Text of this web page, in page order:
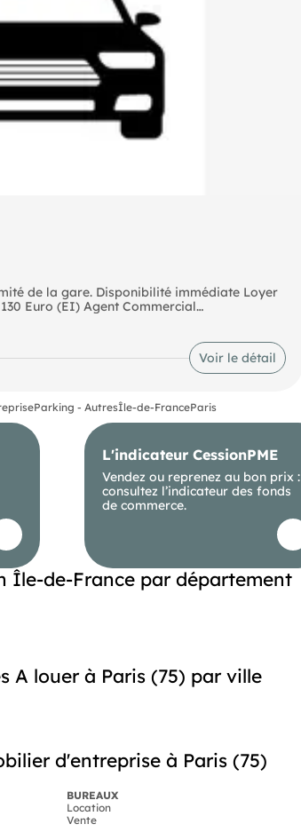
de la gare. Disponibilité immédiate Loyer
Charges Comprises : 50 Euro Dépôt Garantie : 50 Euro Honoraires de location : 130 Euro (EI) Agent Commercial
Voir le détail
Parking - AutresÎle-de-FranceParis
L'indicateur CessionPME
Vendez ou reprenez au bon prix :
consultez l’indicateur des fonds
de commerce.
Île-de-France par département
A louer à Paris (75) par ville
d'entreprise à Paris (75)
BUREAUX
Location
Vente